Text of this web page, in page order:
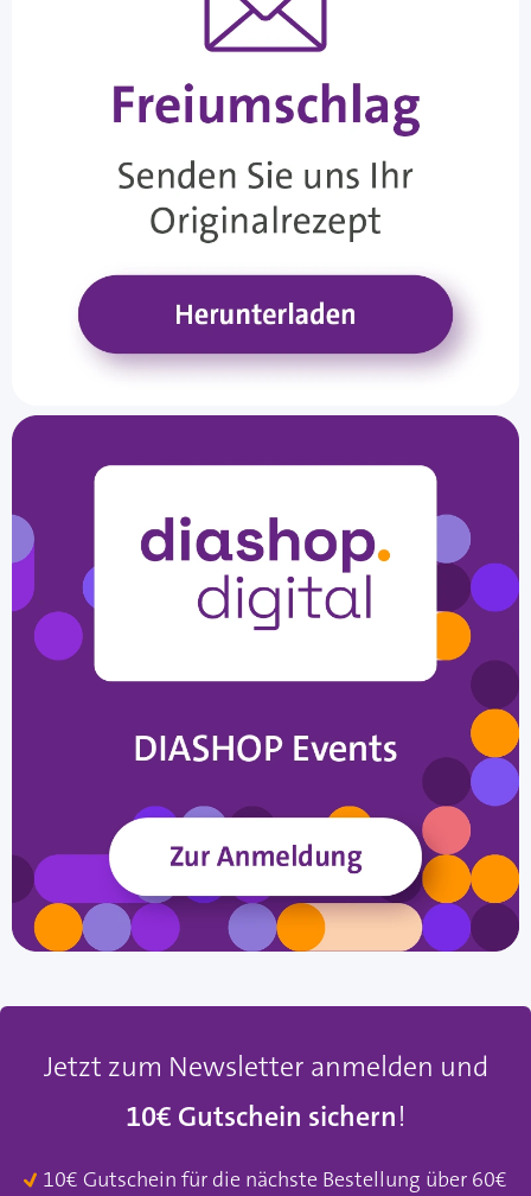
Jetzt zum Newsletter anmelden und
10€ Gutschein sichern!
10€ Gutschein für die nächste Bestellung über 60€